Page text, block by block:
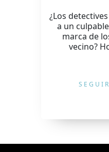
¿Los
a un
marca de
vecino?